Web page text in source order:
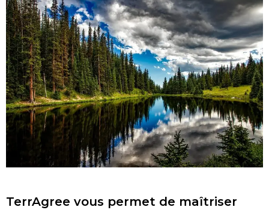
TerrAgree vous permet de maîtriser